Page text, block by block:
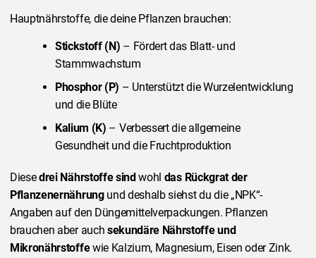
Hauptnährstoffe, die deine Pflanzen brauchen:
Stickstoff (N) – Fördert das Blatt- und
Stammwachstum
Phosphor (P) – Unterstützt die Wurzelentwicklung
und die Blüte
Kalium (K) – Verbessert die allgemeine
Gesundheit und die Fruchtproduktion
Diesedrei Nährstoffe sindwohl das Rückgrat der
Pflanzenernährungund deshalb siehst du die „NPK“-
Angaben auf den Düngemittelverpackungen. Pflanzen
brauchen aber auch sekundäre Nährstoffe und
Mikronährstoffewie Kalzium, Magnesium, Eisen oder Zink.